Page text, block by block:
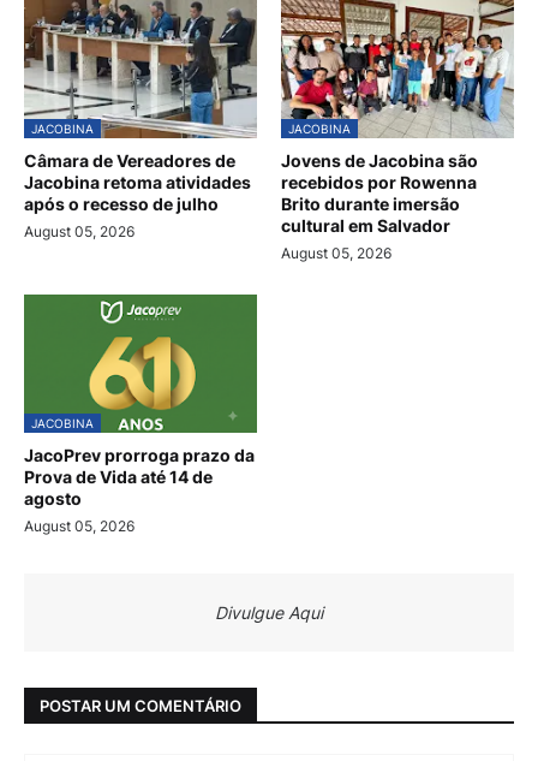
JACOBINA
Câmara de Vereadores de
Jacobina retoma atividades
após o recesso de julho
August 05, 2026
JACOBINA
Jovens de Jacobina são
recebidos por Rowenna
Brito durante imersão
cultural em Salvador
August 05, 2026
JACOBINA
JacoPrev prorroga prazo da
Prova de Vida até 14 de
agosto
August 05, 2026
Divulgue Aqui
POSTAR UM COMENTÁRIO